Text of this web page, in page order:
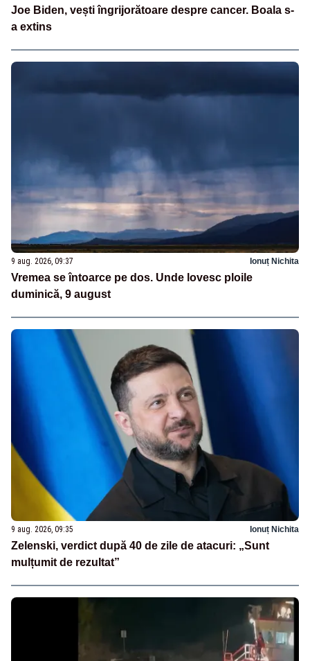
Joe Biden, vești îngrijorătoare despre cancer. Boala s-
a extins
9 aug. 2026, 09:37 Ionuț Nichita
Vremea se întoarce pe dos. Unde lovesc ploile
duminică, 9 august
9 aug. 2026, 09:35 Ionuț Nichita
Zelenski, verdict după 40 de zile de atacuri: „Sunt
mulțumit de rezultat”